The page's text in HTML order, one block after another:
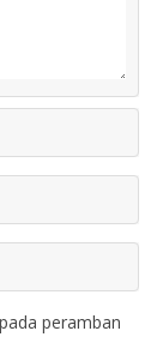
peramban